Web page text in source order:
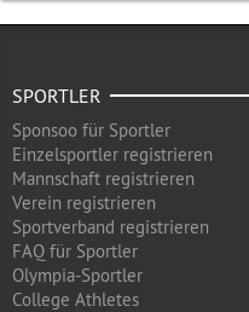
SPORTLER
Sponsoo für Sportler
Einzelsportler registrieren
Mannschaft registrieren
Verein registrieren
Sportverband registrieren
FAQ für Sportler
Olympia-Sportler
College Athletes